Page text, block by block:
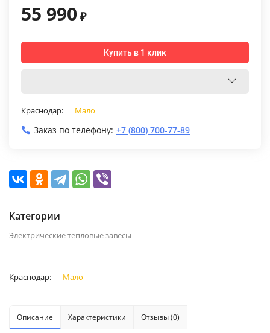
55 990 ₽
Купить в 1 клик
Краснодар: Мало
Заказ по телефону: +7 (800) 700-77-89
Категории
Электрические тепловые завесы
Краснодар: Мало
Описание Характеристики Отзывы (0)